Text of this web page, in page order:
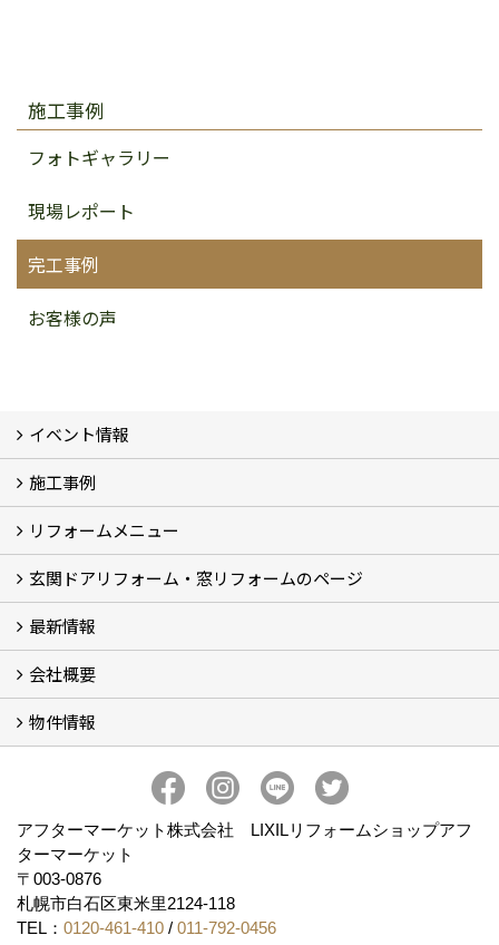
施工事例
フォトギャラリー
現場レポート
完工事例
お客様の声
イベント情報
イベント予告
イベント報告
施工事例
フォトギャラリー
BeforeAfter (29)
お客様の声
リフォームメニュー
リフォームの流れ
窓リフォーム (3)
玄関ドアリフォーム (2)
キッチンリフォーム (4)
浴室リフォーム (3)
トイレリフォーム (5)
洗面リフォーム (2)
マンションリフォーム (3)
収納リフォーム
カーポート工事
風除室工事
ウッドデッキ・タイルデッキ工事
エクステリア工事 (2)
内装リフォーム
雨樋設置・修繕
外壁張替・塗装 (2)
エアコン取付工事
玄関ドアリフォーム・窓リフォームのページ
玄関ドアリフォーム
内窓交換・外窓交換・ガラス交換 (18)
最新情報
補助金情報
各種キャンペーン (2)
会社概要
会社概要
コンセプト
アクセス
スタッフ紹介
スタッフブログ
プライバシーポリシー
アフターメンテナンス
お客様サポート
事業紹介
物件情報
アフターマーケット株式会社 LIXILリフォームショップアフ
ターマーケット
〒003-0876
札幌市白石区東米里2124-118
TEL： 0120-461-410 / 011-792-0456